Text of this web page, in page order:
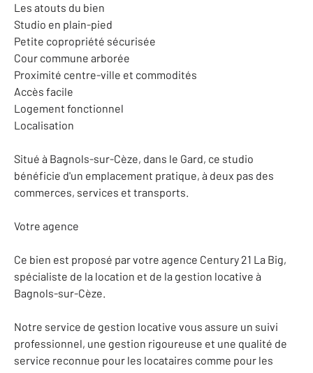
Les atouts du bien
Studio en plain-pied
Petite copropriété sécurisée
Cour commune arborée
Proximité centre-ville et commodités
Accès facile
Logement fonctionnel
Localisation
Situé à Bagnols-sur-Cèze, dans le Gard, ce studio
bénéficie d'un emplacement pratique, à deux pas des
commerces, services et transports.
Votre agence
Ce bien est proposé par votre agence Century 21 La Big,
spécialiste de la location et de la gestion locative à
Bagnols-sur-Cèze.
Notre service de gestion locative vous assure un suivi
professionnel, une gestion rigoureuse et une qualité de
service reconnue pour les locataires comme pour les